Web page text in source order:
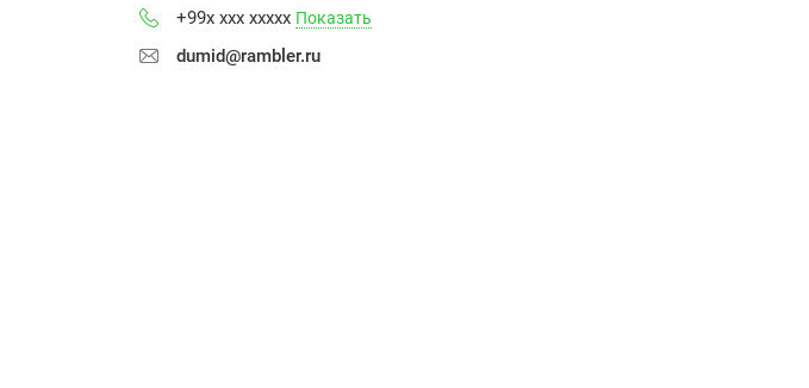
+99x xxx xxxxx Показать
dumid@rambler.ru